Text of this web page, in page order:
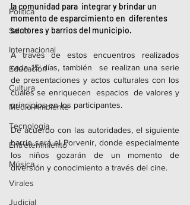
Política
Salud
Internacional
Educación
Cultura
Medio Ambiente
Tecnología
Entretenimiento
Música
Virales
Judicial
la comunidad para  integrar y brindar un
momento de esparcimiento en  diferentes
sectores y barrios del municipio.
A través de estos encuentros realizados
cada 15 días, también  se realizan una serie
de presentaciones y actos culturales con los
cuales se enriquecen  espacios  de valores y
principios en los participantes.
De acuerdo con las autoridades, el siguiente
barrio será el Porvenir, donde especialmente
los niños gozarán de un momento de
diversión y conocimiento a través del cine.